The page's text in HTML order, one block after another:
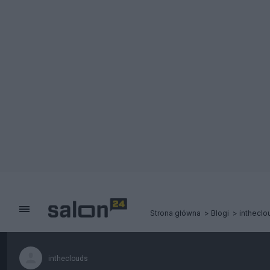
Strona główna Blogi
intheclouds